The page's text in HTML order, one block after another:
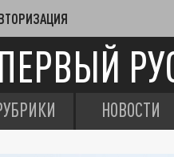
ПЕРВЫЙ
НОВОСТИ